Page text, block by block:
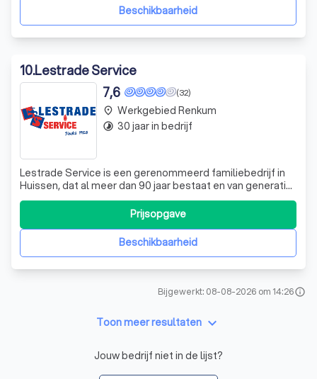
gespecialiseerde medewerkers. Bekijk hier alle regi
Beschikbaarheid
10.Lestrade Service
(32)
7,6
Lestrade Service is een gerenommeerd familiebedrijf in
Huissen, dat al meer dan 90 jaar bestaat en van generatie
op generatie is doorgegeven. Sinds 1968, toen aardgas in
Huissen werd geïntroduceerd, zijn we actief in de service
en het onderhoud van verwarming en
warmwaterapparatuur. De derde generat
Beschikbaarheid
Prijsopgave
place Werkgebied Renkum
timelapse 30 jaar in bedrijf
Bijgewerkt: 08-08-2026 om 14:26info
Toon meer resultaten keyboard_arrow_down
Jouw bedrijf niet in de lijst?